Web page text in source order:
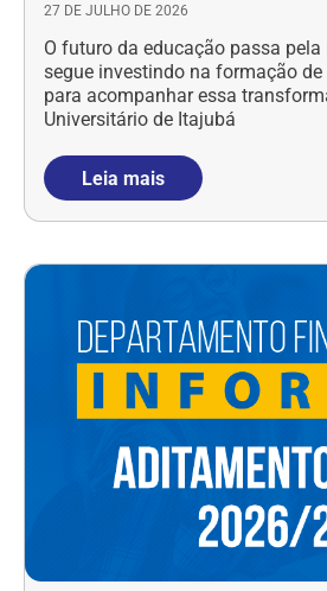
27 DE JULHO DE 2026
O futuro da educação passa pela
segue investindo na formação
para acompanhar essa
Universitário de Itajubá
Leia mais